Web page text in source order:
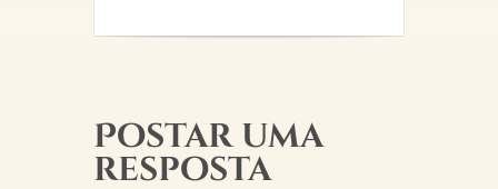
Postar uma
resposta